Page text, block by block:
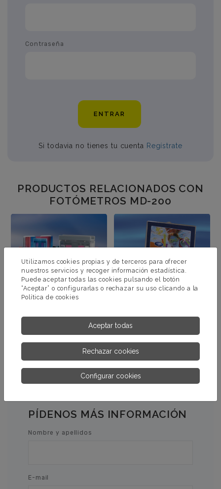
Contraseña
ENTRAR
Si todavia no tienes tu cuenta Regístrate
PRODUCTOS RELACIONADOS CON
FOTÓMETROS MD-200
POOLTESTER DPD Y
PHENOL
MÁS INFORMACIÓN
TEST KIT DE FOSFATOS
MÁS INFORMACIÓN
PÍDENOS MÁS INFORMACIÓN
Nombre y apellidos
E-mail
Utilizamos cookies propias y de terceros para ofrecer
nuestros servicios y recoger información estadística.
Puede aceptar todas las cookies pulsando el botón
“Aceptar” o configurarlas o rechazar su uso clicando a la
Política de cookies
Aceptar todas
Rechazar cookies
Configurar cookies